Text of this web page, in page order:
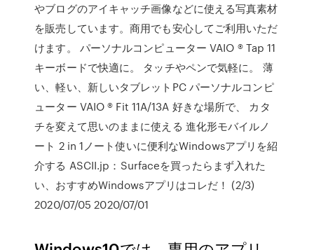
やブログのアイキャッチ画像などに使える写真素材
を販売しています。商用でも安心してご利用いただ
けます。 パーソナルコンピューター VAIO ® Tap 11
キーボードで快適に。 タッチやペンで気軽に。 薄
い、軽い、新しいタブレットPC パーソナルコンピ
ューター VAIO ® Fit 11A/13A 好きな場所で、 カタ
チを変えて思いのままに使える 進化形モバイルノ
ート 2 in 1ノート使いに便利なWindowsアプリを紹
介する ASCII.jp：Surfaceを買ったらまず入れた
い、おすすめWindowsアプリはコレだ！ (2/3)
2020/07/05 2020/07/01